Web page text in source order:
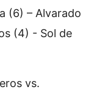
(6) – Alvarado
(4) - Sol de
vs.